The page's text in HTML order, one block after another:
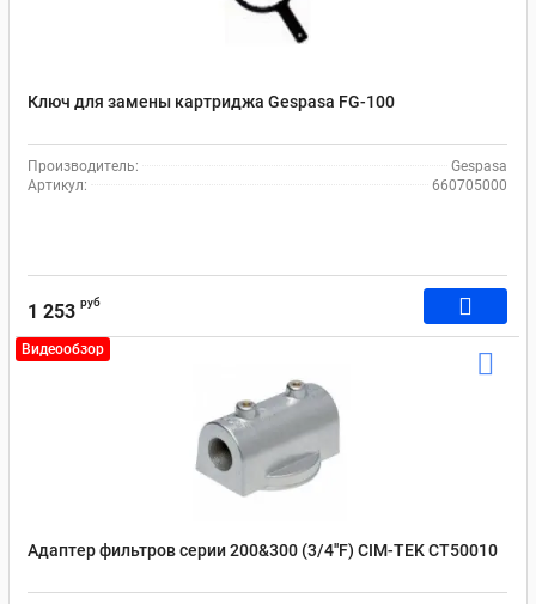
Ключ для замены картриджа Gespasa FG-100
Производитель:
Gespasa
Артикул:
660705000
1 253 руб
Видеообзор
Адаптер фильтров серии 200&300 (3/4''F) CIM-TEK CT50010